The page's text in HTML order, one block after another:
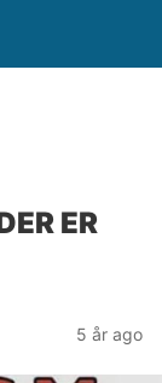
ER
5 år ago